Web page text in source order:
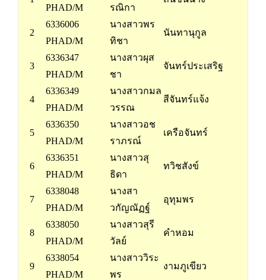
PHAD/M
รณิกา
2
6336006
PHAD/M
นางสาวพร
ทิชา
นันทานุกูล
3
6336347
PHAD/M
นางสาวผุส
ชา
จันทร์ประเสริฐ
4
6336349
PHAD/M
นางสาวกมล
วรรณ
สีจันทร์แจ้ง
5
6336350
PHAD/M
นางสาวอช
ราภรณ์
เครือจันทร์
6
6336351
PHAD/M
นางสาวสุ
ธิดา
ทวิชสังข์
7
6338048
PHAD/M
นางสา
วกัญณัฏฐ์
อุทุมพร
8
6338050
PHAD/M
นางสาวสุรี
วัลย์
คำหอม
9
6338054
PHAD/M
นางสาววิระ
พร
งามภูเขียว